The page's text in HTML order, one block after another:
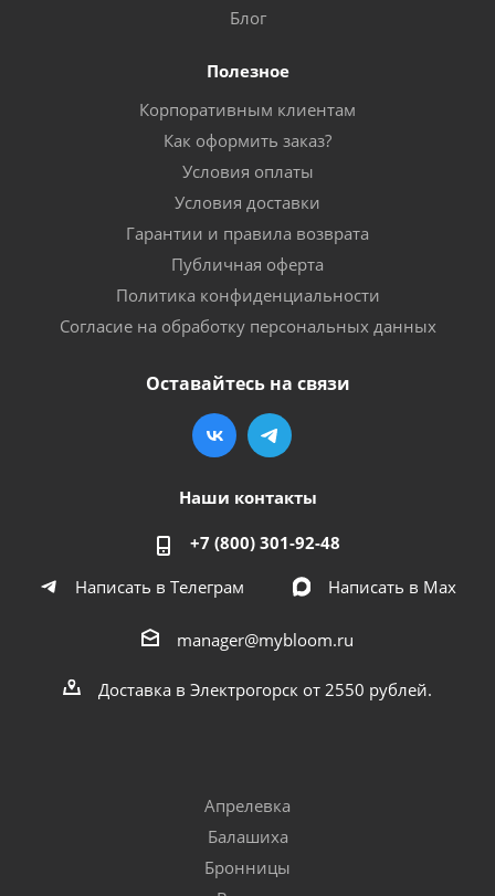
Блог
Полезное
Корпоративным клиентам
Как оформить заказ?
Условия оплаты
Условия доставки
Гарантии и правила возврата
Публичная оферта
Политика конфиденциальности
Согласие на обработку персональных данных
Оставайтесь на связи
Наши контакты
+7 (800) 301-92-48
Написать в Телеграм
Написать в Мах
manager@mybloom.ru
Доставка в Электрогорск от 2550 рублей.
Апрелевка
Балашиха
Бронницы